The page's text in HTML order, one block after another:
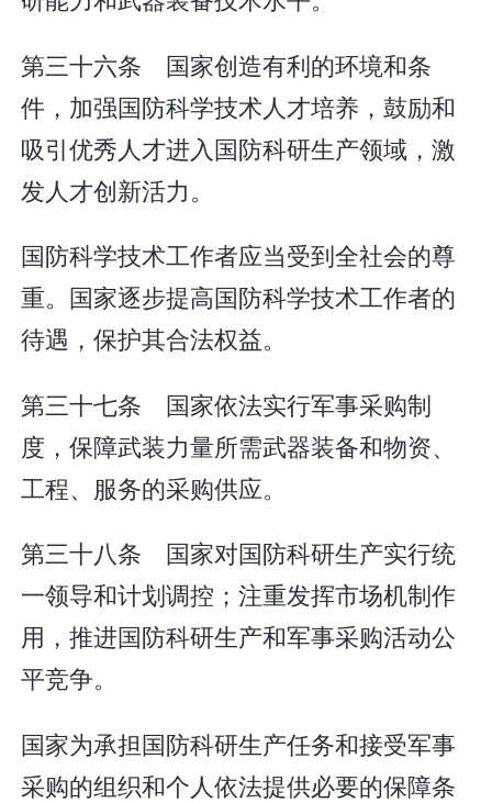
第三十六条 国家创造有利的环境和条
件，加强国防科学技术人才培养，鼓励和
吸引优秀人才进入国防科研生产领域，激
发人才创新活力。
国防科学技术工作者应当受到全社会的尊
重。国家逐步提高国防科学技术工作者的
待遇，保护其合法权益。
第三十七条 国家依法实行军事采购制
度，保障武装力量所需武器装备和物资、
工程、服务的采购供应。
第三十八条 国家对国防科研生产实行统
一领导和计划调控；注重发挥市场机制作
用，推进国防科研生产和军事采购活动公
平竞争。
国家为承担国防科研生产任务和接受军事
采购的组织和个人依法提供必要的保障条